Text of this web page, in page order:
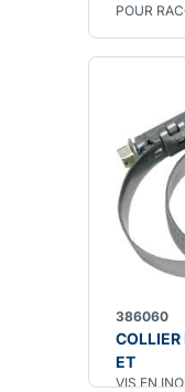
POUR
386060
COLLIER
ET
VIS EN